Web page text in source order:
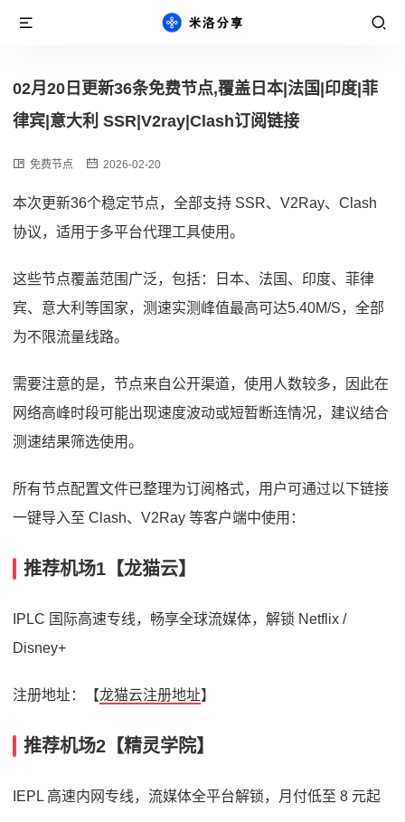
02月20日更新36条免费节点,覆盖日本|法国|印度|菲
律宾|意大利 SSR|V2ray|Clash订阅链接
免费节点 2026-02-20
本次更新36个稳定节点，全部支持 SSR、V2Ray、Clash
协议，适用于多平台代理工具使用。
这些节点覆盖范围广泛，包括：日本、法国、印度、菲律
宾、意大利等国家，测速实测峰值最高可达5.40M/S，全部
为不限流量线路。
需要注意的是，节点来自公开渠道，使用人数较多，因此在
网络高峰时段可能出现速度波动或短暂断连情况，建议结合
测速结果筛选使用。
所有节点配置文件已整理为订阅格式，用户可通过以下链接
一键导入至 Clash、V2Ray 等客户端中使用：
推荐机场1【龙猫云】
IPLC 国际高速专线，畅享全球流媒体，解锁 Netflix /
Disney+
注册地址：【龙猫云注册地址】
推荐机场2【精灵学院】
IEPL 高速内网专线，流媒体全平台解锁，月付低至 8 元起